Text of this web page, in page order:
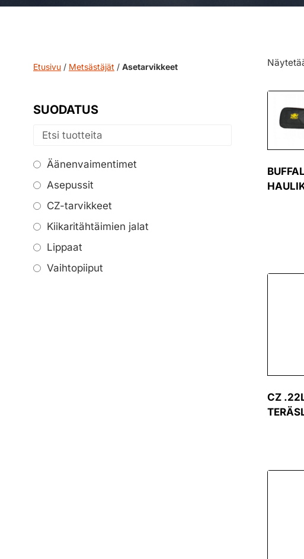
CZ
Etusivu / Metsästäjät / Asetarvikkeet
SUODATUS
Äänenvaimentimet
Asepussit
CZ-tarvikkeet
Kiikaritähtäimien jalat
Lippaat
Vaihtopiiput